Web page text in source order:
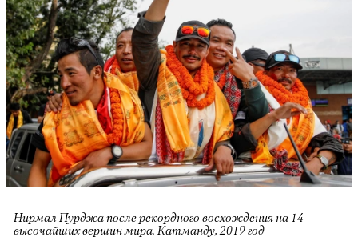
Нирмал Пурджа после рекордного восхождения на 14
высочайших вершин мира. Катманду, 2019 год